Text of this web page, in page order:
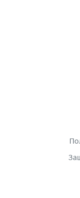
комбинират
технология и
свежест през
чувствате